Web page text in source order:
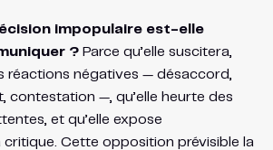
impopulaire est-elle
?Parce qu’elle suscitera,
réactions négatives — désaccord,
contestation —, qu’elle heurte des
et qu’elle expose
critique. Cette opposition prévisible la